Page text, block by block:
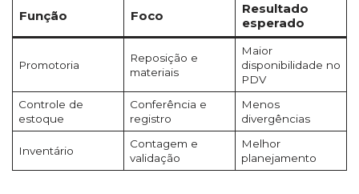
Função Foco
Resultado
esperado
Promotoria
Reposição e
materiais
Maior
disponibilidade no
PDV
Controle de
estoque
Conferência e
registro
Menos
divergências
Inventário
Contagem e
validação
Melhor
planejamento